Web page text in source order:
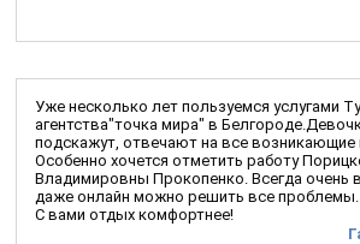
Уже несколько лет пользуемся услугами
агентства"точка мира" в
подскажут, отвечают на все
Особенно хочется отметить работу
Владимировны Прокопенко. Всегда очень
даже онлайн можно решить все проблемы.
С вами отдых комфортнее!